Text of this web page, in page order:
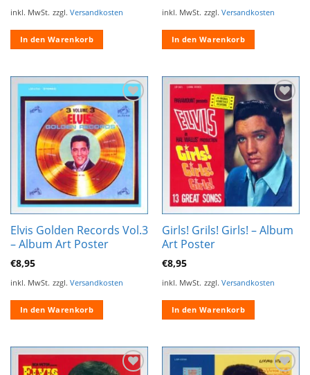
inkl. MwSt. zzgl. Versandkosten
In den Warenkorb
inkl. MwSt. zzgl. Versandkosten
In den Warenkorb
Zur
Wunschliste
hinzufügen
Elvis Golden Records Vol.3
– Album Art Poster
€8,95
inkl. MwSt. zzgl. Versandkosten
In den Warenkorb
Zur
Wunschliste
hinzufügen
Girls! Grils! Girls! – Album
Art Poster
€8,95
inkl. MwSt. zzgl. Versandkosten
In den Warenkorb